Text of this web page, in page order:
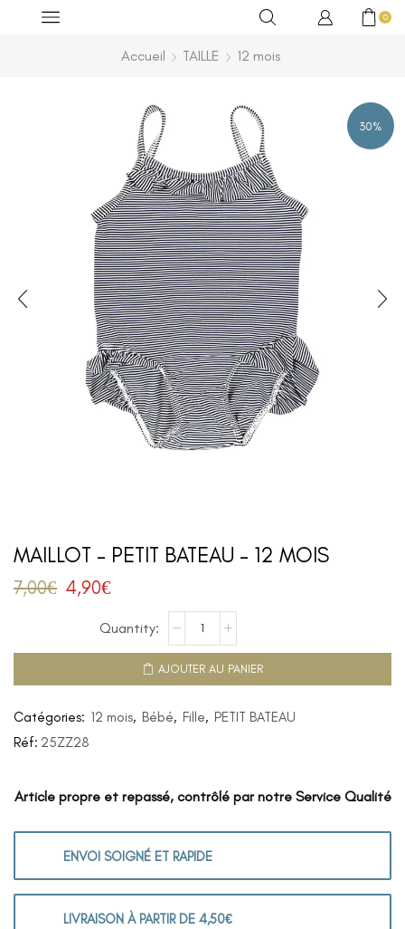
0
Accueil TAILLE 12 mois
30%
MAILLOT – PETIT BATEAU – 12 MOIS
7,00€ 4,90€
AJOUTER AU PANIER
Catégories: 12 mois, Bébé, Fille, PETIT BATEAU
Réf: 25ZZ28
Article propre et repassé, contrôlé par notre Service Qualité
ENVOI SOIGNÉ ET RAPIDE
LIVRAISON À PARTIR DE 4,50€